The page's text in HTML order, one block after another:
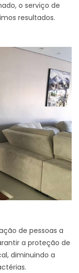
o serviço de
resultados.
de pessoas a
a proteção de
diminuindo a